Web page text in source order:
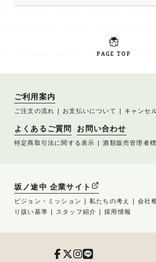
PAGE TOP
ご利用案内
ご注文の流れ お支払いについて キャンセ
よくあるご質問 お問い合わせ
特定商取引法に関する表示 酒類販売管理者
坂ノ途中 企業サイト
ビジョン・ミッション 私たちの考え 会社
り扱い基準
スタッフ紹介 採用情報